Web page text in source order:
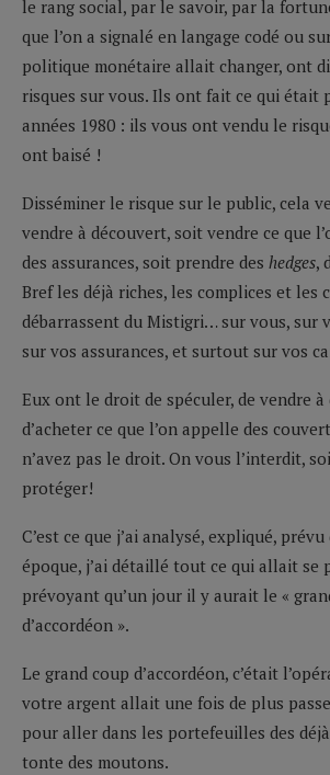
le rang social, par le savoir, par la
que l’on a signalé en langage codé ou
politique monétaire allait changer, ont
risques sur vous. Ils ont fait ce qui était
années 1980 : ils vous ont vendu le
ont baisé !
Disséminer le risque sur le public, cela
vendre à découvert, soit vendre ce que
des assurances, soit prendre des hedges,
Bref les déjà riches, les complices et les
débarrassent du Mistigri… sur vous, sur
sur vos assurances, et surtout sur vos
Eux ont le droit de spéculer, de vendre à
d’acheter ce que l’on appelle des
n’avez pas le droit. On vous l’interdit,
protéger!
C’est ce que j’ai analysé, expliqué,
époque, j’ai détaillé tout ce qui allait se
prévoyant qu’un jour il y aurait le «
d’accordéon ».
Le grand coup d’accordéon, c’était
votre argent allait une fois de plus
pour aller dans les portefeuilles des déjà
tonte des moutons.